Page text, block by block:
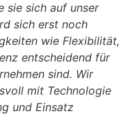
sie sich auf unser
sich erst noch
wie Flexibilität,
entscheidend für
sind. Wir
mit Technologie
und Einsatz